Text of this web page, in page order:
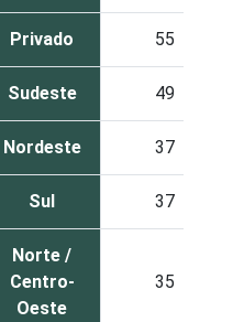
Privado 55
Sudeste 49
Nordeste 37
Sul 37
Norte /
Centro-
Oeste
35